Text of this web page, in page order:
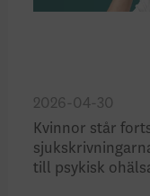
2026-04-30
Kvinnor står
till psykisk